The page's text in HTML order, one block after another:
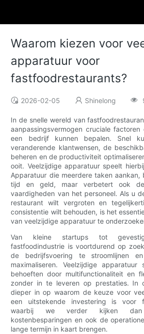
Waarom kiezen voor
apparatuur voor
fastfoodrestaurants?
2026-02-05 Shinelong
In de snelle wereld van
aanpassingsvermogen cruciale
een bedrijf kunnen bepalen. Snel
veranderende klantwensen, de
beheren en de productiviteit
ooit. Veelzijdige apparatuur speelt
Apparatuur die meerdere taken aankan,
tijd en geld, maar verbetert ook
vaardigheden van het personeel. Als u
restaurant wilt vergroten en
consistentie wilt behouden, is het
van veelzijdige apparatuur te
Van kleine startups tot
fastfoodindustrie is voortdurend op
de bedrijfsvoering te stroomlijnen
maximaliseren. Veelzijdige
behoeften door multifunctionaliteit en
zonder in te leveren op prestaties. In
dieper in op waarom de keuze voor
een uitstekende investering is voor
waarbij we verder kijken
kostenbesparingen en ook de
lange termijn in kaart brengen.